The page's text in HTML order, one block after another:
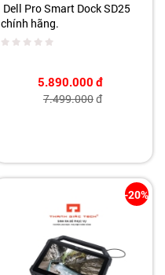
Dell Pro Smart Dock SD25
chính hãng.
5.890.000 đ
7.499.000đ
-20%